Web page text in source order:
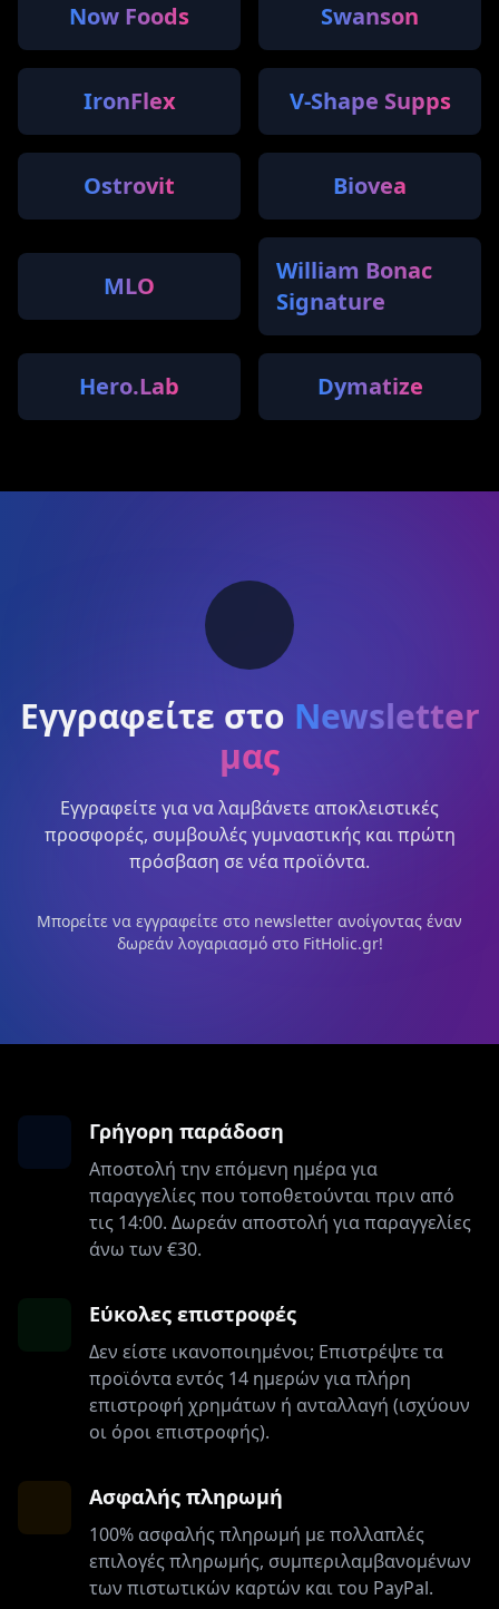
Now Foods Swanson
IronFlex V-Shape Supps
Ostrovit Biovea
MLO
William Bonac
Signature
Hero.Lab Dymatize
Εγγραφείτε στο Newsletter
μας
Εγγραφείτε για να λαμβάνετε αποκλειστικές
προσφορές, συμβουλές γυμναστικής και πρώτη
πρόσβαση σε νέα προϊόντα.
Μπορείτε να εγγραφείτε στο newsletter ανοίγοντας έναν
δωρεάν λογαριασμό στο FitHolic.gr!
Γρήγορη παράδοση
Αποστολή την επόμενη ημέρα για
παραγγελίες που τοποθετούνται πριν από
τις 14:00. Δωρεάν αποστολή για παραγγελίες
άνω των €30.
Εύκολες επιστροφές
Δεν είστε ικανοποιημένοι; Επιστρέψτε τα
προϊόντα εντός 14 ημερών για πλήρη
επιστροφή χρημάτων ή ανταλλαγή (ισχύουν
οι όροι επιστροφής).
Ασφαλής πληρωμή
100% ασφαλής πληρωμή με πολλαπλές
επιλογές πληρωμής, συμπεριλαμβανομένων
των πιστωτικών καρτών και του PayPal.